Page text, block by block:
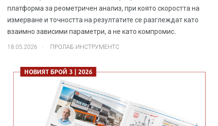
платформа за реометричен анализ, при която скоростта на
измерване и точността на резултатите се разглеждат като
взаимно зависими параметри, а не като компромис.
18.05.2026 . ПРОЛАБ ИНСТРУМЕНТС